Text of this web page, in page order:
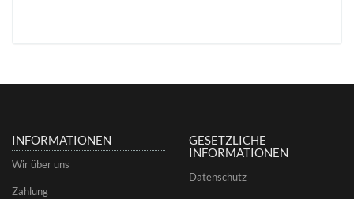
INFORMATIONEN
Wir über uns
Zahlung
GESETZLICHE
INFORMATIONEN
Datenschutz